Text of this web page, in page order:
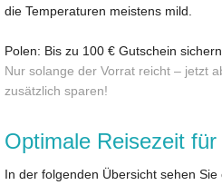
die Temperaturen meistens mild.
Polen: Bis zu 100 € Gutschein sichern
Nur solange der Vorrat reicht – jetzt
zusätzlich sparen!
Optimale Reisezeit
In der folgenden Übersicht sehen